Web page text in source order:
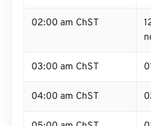
02:00 am ChST
03:00 am ChST
04:00 am ChST